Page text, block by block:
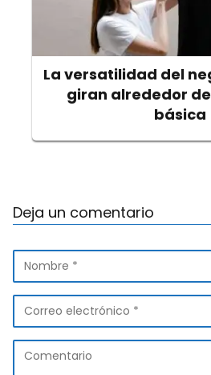
La versatilidad del
giran alrededor
básica
Deja un comentario